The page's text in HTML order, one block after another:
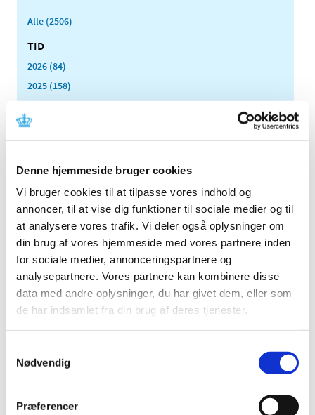
Denne hjemmeside bruger cookies
Vi bruger cookies til at tilpasse vores indhold og
annoncer, til at vise dig funktioner til sociale medier og til
at analysere vores trafik. Vi deler også oplysninger om
din brug af vores hjemmeside med vores partnere inden
for sociale medier, annonceringspartnere og
analysepartnere. Vores partnere kan kombinere disse
data med andre oplysninger, du har givet dem, eller som
de har indsamlet fra din brug af deres tjenester.
Nødvendig
Præferencer
Alle (2506)
TID
2026 (84)
2025 (158)
2024 (224)
2023 (195)
2022 (197)
2021 (516)
2019 (159)
2018 (150)
2017 (167)
2016 (167)
2015 (33)
2011 (13)